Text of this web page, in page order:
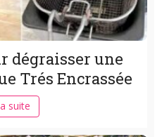
dégraisser une
Trés Encrassée
suite